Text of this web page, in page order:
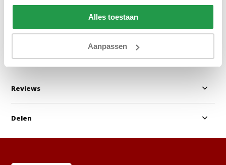
Alles toestaan
Aanpassen
Reviews
Delen